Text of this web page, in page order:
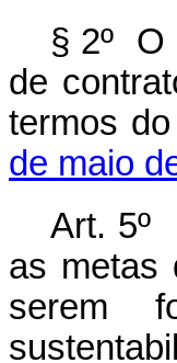
§ 2º O
de
termos
de maio
Art. 5º
as metas
serem